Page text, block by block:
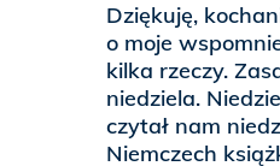
Dziękuję,
o moje
kilka rzeczy.
niedziela.
czytał nam
Niemczech